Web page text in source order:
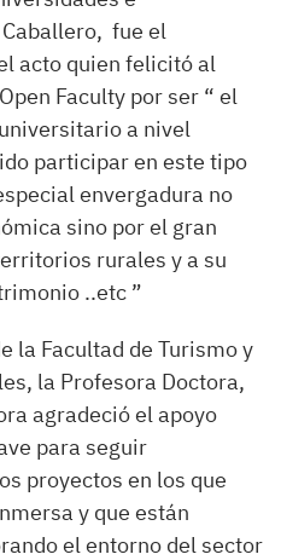
fue el
acto quien felicitó al
Faculty por ser “ el
a nivel
participar en este tipo
envergadura no
sino por el gran
rurales y a su
..etc ”
la Facultad de Turismo y
la Profesora Doctora,
agradeció el apoyo
para seguir
proyectos en los que
y que están
el entorno del sector